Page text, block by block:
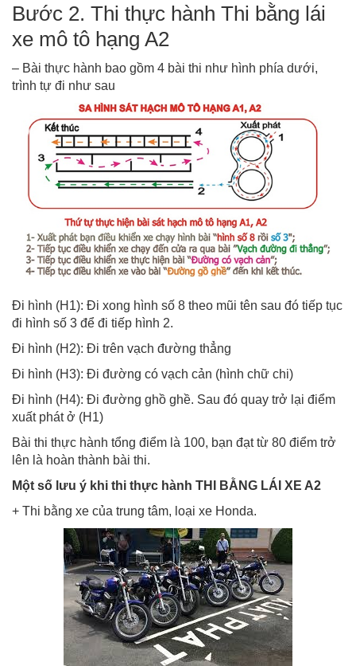
Bước 2. Thi thực hành Thi bằng lái
xe mô tô hạng A2
– Bài thực hành bao gồm 4 bài thi như hình phía dưới,
trình tự đi như sau
Đi hình (H1): Đi xong hình số 8 theo mũi tên sau đó tiếp tục
đi hình số 3 để đi tiếp hình 2.
Đi hình (H2): Đi trên vạch đường thẳng
Đi hình (H3): Đi đường có vạch cản (hình chữ chi)
Đi hình (H4): Đi đường ghồ ghề. Sau đó quay trở lại điểm
xuất phát ở (H1)
Bài thi thực hành tổng điểm là 100, bạn đạt từ 80 điểm trở
lên là hoàn thành bài thi.
Một số lưu ý khi thi thực hành THI BẰNG LÁI XE A2
+ Thi bằng xe của trung tâm, loại xe Honda.